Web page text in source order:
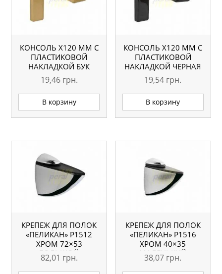
КОНСОЛЬ Х120 ММ С
ПЛАСТИКОВОЙ
НАКЛАДКОЙ БУК
19,46 грн.
В корзину
КОНСОЛЬ Х120 ММ С
ПЛАСТИКОВОЙ
НАКЛАДКОЙ ЧЕРНАЯ
19,54 грн.
В корзину
КРЕПЕЖ ДЛЯ ПОЛОК
«ПЕЛИКАН» Р1512
ХРОМ 72×53
БОЛЬШОЙ
82,01 грн.
КРЕПЕЖ ДЛЯ ПОЛОК
«ПЕЛИКАН» Р1516
ХРОМ 40×35
МАЛЕНЬКИЙ
38,07 грн.